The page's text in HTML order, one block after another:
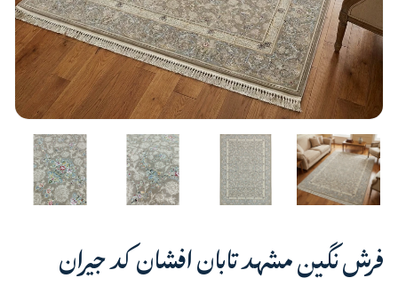
فرش نگین مشهد تابان افشان کد جیران